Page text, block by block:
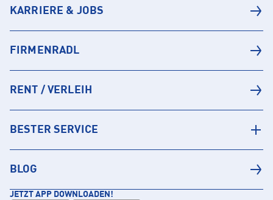
KARRIERE & JOBS
FIRMENRADL
RENT / VERLEIH
BESTER SERVICE
BLOG
JETZT APP DOWNLOADEN!